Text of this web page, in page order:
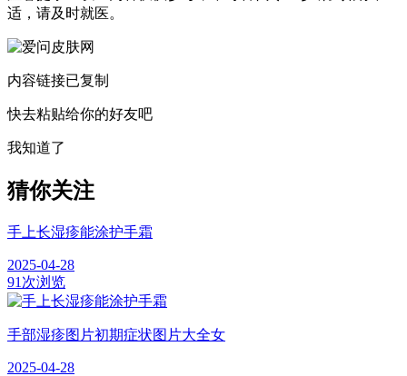
适，请及时就医。
内容链接已复制
快去粘贴给你的好友吧
我知道了
猜你关注
手上长湿疹能涂护手霜
2025-04-28
91次浏览
手部湿疹图片初期症状图片大全女
2025-04-28